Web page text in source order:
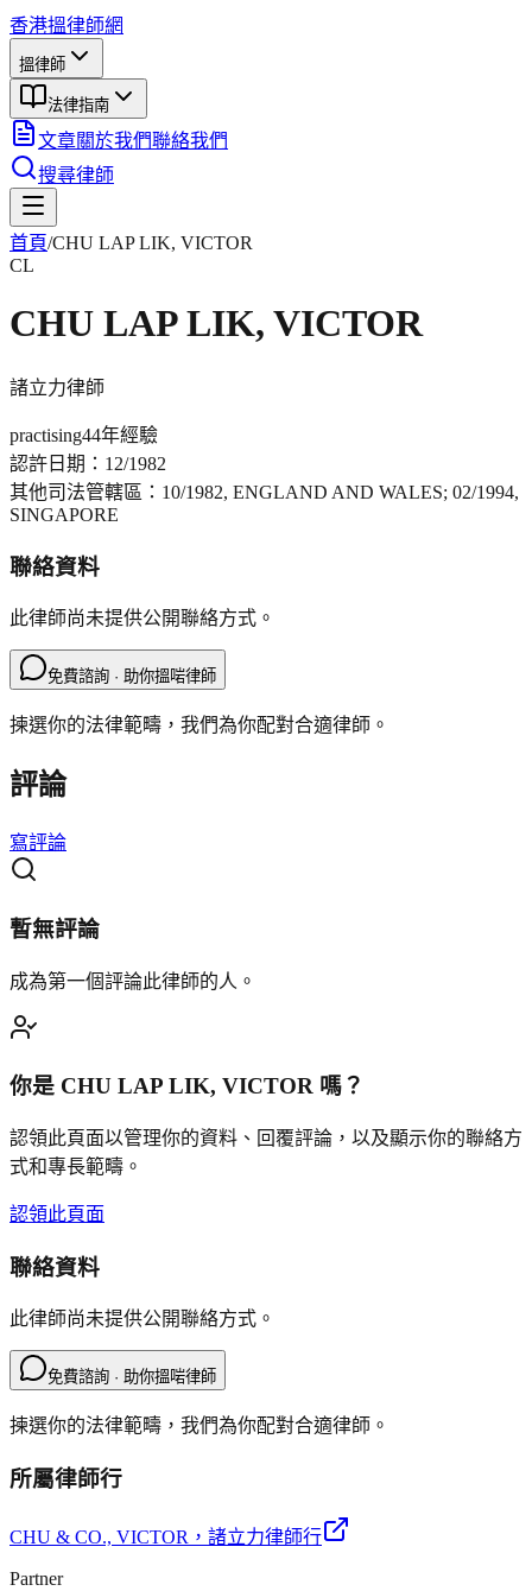
香港搵律師網
搵律師
法律指南
文章關於我們聯絡我們
搜尋律師
首頁/CHU LAP LIK, VICTOR
CL
CHU LAP LIK, VICTOR
諸立力律師
practising44年經驗
認許日期： 12/1982
其他司法管轄區： 10/1982, ENGLAND AND WALES; 02/1994,
SINGAPORE
聯絡資料
此律師尚未提供公開聯絡方式。
免費諮詢 · 助你搵啱律師
揀選你的法律範疇，我們為你配對合適律師。
評論
寫評論
暫無評論
成為第一個評論此律師的人。
你是 CHU LAP LIK, VICTOR 嗎？
認領此頁面以管理你的資料、回覆評論，以及顯示你的聯絡方
式和專長範疇。
認領此頁面
聯絡資料
此律師尚未提供公開聯絡方式。
免費諮詢 · 助你搵啱律師
揀選你的法律範疇，我們為你配對合適律師。
所屬律師行
CHU & CO., VICTOR ，諸立力律師行
Partner